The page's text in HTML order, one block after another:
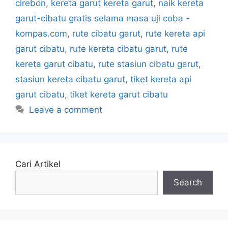
cirebon, kereta garut kereta garut, naik kereta
garut-cibatu gratis selama masa uji coba -
kompas.com, rute cibatu garut, rute kereta api
garut cibatu, rute kereta cibatu garut, rute
kereta garut cibatu, rute stasiun cibatu garut,
stasiun kereta cibatu garut, tiket kereta api
garut cibatu, tiket kereta garut cibatu
Leave a comment
Cari Artikel
Search